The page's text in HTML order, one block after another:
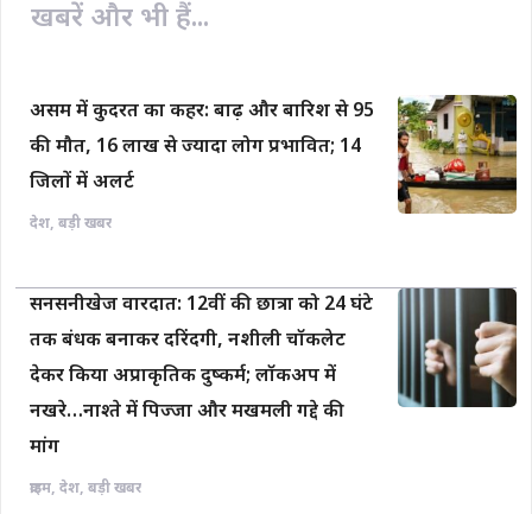
k
k
खबरें और भी हैं...
असम में कुदरत का कहर: बाढ़ और बारिश से 95
की मौत, 16 लाख से ज्यादा लोग प्रभावित; 14
जिलों में अलर्ट
देश, बड़ी खबर
सनसनीखेज वारदात: 12वीं की छात्रा को 24 घंटे
तक बंधक बनाकर दरिंदगी, नशीली चॉकलेट
देकर किया अप्राकृतिक दुष्कर्म; लॉकअप में
नखरे…नाश्ते में पिज्जा और मखमली गद्दे की
मांग
क्राइम, देश, बड़ी खबर